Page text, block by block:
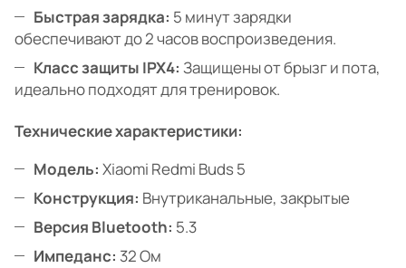
Быстрая зарядка: 5 минут зарядки
обеспечивают до 2 часов воспроизведения.
Класс защиты IPX4: Защищены от брызг и пота,
идеально подходят для тренировок.
Технические характеристики:
Модель: Xiaomi Redmi Buds 5
Конструкция: Внутриканальные, закрытые
Версия Bluetooth: 5.3
Импеданс: 32 Ом